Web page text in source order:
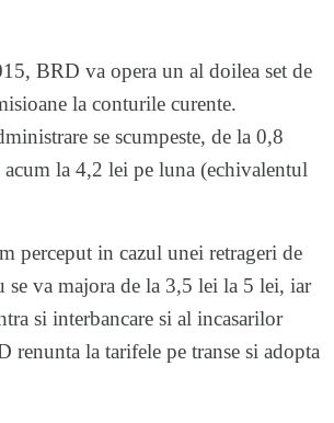
BRD va opera un al doilea set de
la conturile curente.
se scumpeste, de la 0,8
acum la 4,2 lei pe luna (echivalentul
perceput in cazul unei retrageri de
se va majora de la 3,5 lei la 5 lei, iar
si interbancare si al incasarilor
renunta la tarifele pe transe si adopta